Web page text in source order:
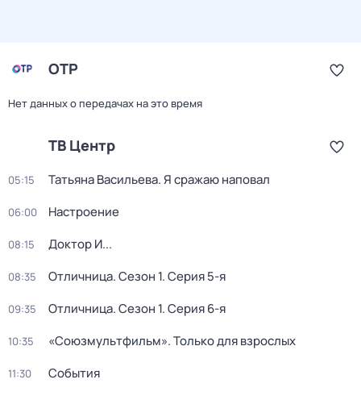
ОТР
Нет данных о передачах на это время
ТВ Центр
05:15 Татьяна Васильева. Я сражаю наповал
06:00 Настроение
08:15 Доктор И...
08:35 Отличница. Сезон 1. Серия 5-я
09:35 Отличница. Сезон 1. Серия 6-я
10:35 «Союзмультфильм». Только для взрослых
11:30 События